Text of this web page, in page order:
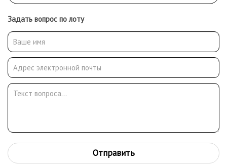
коллекциях в России и за рубежом.
Задать вопрос по лоту
Отправить